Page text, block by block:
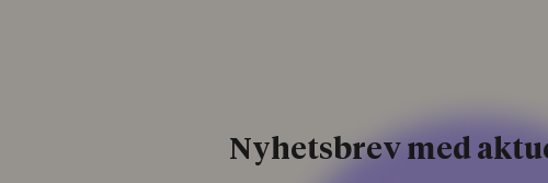
Nyhetsbrev med